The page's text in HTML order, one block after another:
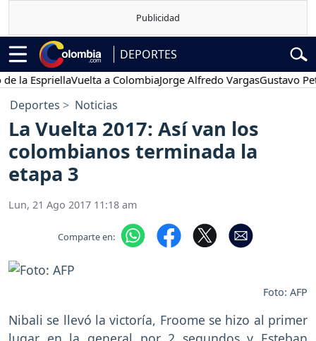
DEPORTES
EspriellaVuelta a ColombiaJorge Alfredo VargasGustavo Petro
Deportes Noticias
La Vuelta 2017: Así van los
colombianos terminada la
etapa 3
Lun, 21 Ago 2017 11:18 am
Comparte en:
Foto: AFP
Nibali se llevó la victoría, Froome se hizo al primer